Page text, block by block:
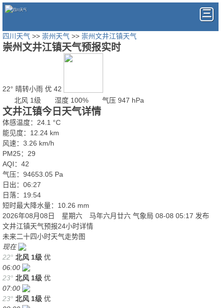
四川天气 >> 崇州天气 >> 崇州文井江镇天气
崇州文井江镇天气预报实时
22° 晴转小雨 优 42
北风 1级
湿度 100% 气压 947 hPa
文井江镇今日天气详情
体感温度：24.1 °C
能见度：12.24 km
风速：3.26 km/h
PM25：29
AQI：42
气压：94653.05 Pa
日出：06:27
日落：19:54
短时最大降水量：10.26 mm
2026年08月08日 星期六 马年六月廿六 气象局 08-08 05:17 发布
文井江镇天气预报24小时详情
未来二十四小时天气走势图
现在
22° 北风 1级 优
06:00
23° 北风 1级 优
07:00
23° 北风 1级 优